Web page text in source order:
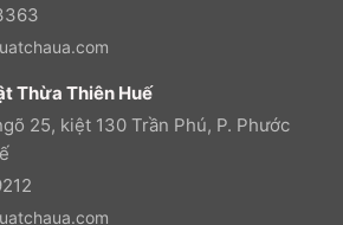
Thừa Thiên Huế
25, kiệt 130 Trần Phú, P. Phước